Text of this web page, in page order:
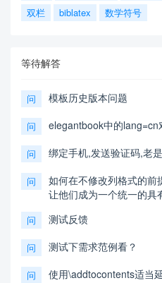
双栏
biblatex 数学符号
等待解答
问 模板历史版本问题
问 elegantbook中的lang=cn
问 绑定手机,发送验证码,老
问
如何在不修改列格式的
让他们成为一个统一的
问 测试反馈
问 测试下需求范例看？
问 使用\addtocontents适当